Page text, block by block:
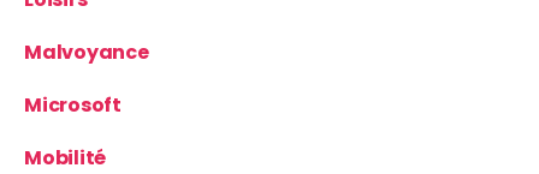
Malvoyance
Microsoft
Mobilité